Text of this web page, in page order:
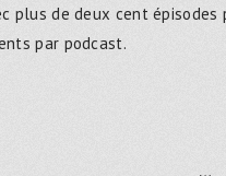
plus de deux cent épisodes
par podcast.